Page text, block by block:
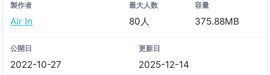
製作者
Air In
最大人数
80人
容量
375.88MB
公開日
2022-10-27
更新日
2025-12-14